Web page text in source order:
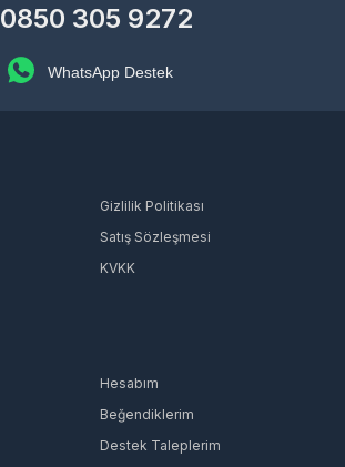
0850 305 9272
WhatsApp Destek
Gizlilik Politikası
Satış Sözleşmesi
KVKK
Hesabım
Beğendiklerim
Destek Taleplerim